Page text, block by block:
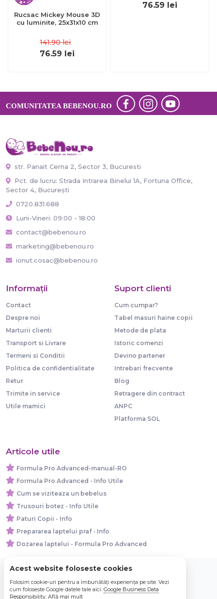
Rucsac Mickey Mouse 3D
cu luminite, 25x31x10 cm
141.90 lei
76.59 lei
76.59 lei
COMUNITATEA BEBENOU.RO
str. Panait Cerna 2, Sector 3, Bucuresti
Pct. de lucru: Strada Intrarea Binelui 1A, Fortuna Office,
Sector 4, București
0720.831.688
Luni-Vineri: 09:00 - 18:00
contact@bebenou.ro
marketing@bebenou.ro
ionut.cosac@bebenou.ro
Informaţii
Contact
Despre noi
Marturii clienti
Transport si Livrare
Termeni si Conditii
Politica de confidentialitate
Retur
Trimite in service
Utile mamici
Suport clienti
Cum cumpar?
Tabel masuri haine copii
Metode de plata
Istoric comenzi
Devino partener
Intrebari frecvente
Blog
Retragere din contract
ANPC
Platforma SOL
Articole utile
Formula Pro Advanced-manual-RO
Formula Pro Advanced - Info Utile
Cum se viziteaza un bebelus
Trusouri botez - Info Utile
Paturi Copii - Info
Prepararea laptelui praf - Info
Dozarea laptelui - Formula Pro Advanced
© 2026 Bebe Nou Online Store SRL
Acest website foloseste cookies
Folosim cookie-uri pentru a îmbunătăți experiența pe site. Vezi
cum folosește Google datele tale aici: Google Business Data
Responsibility. Află mai mult